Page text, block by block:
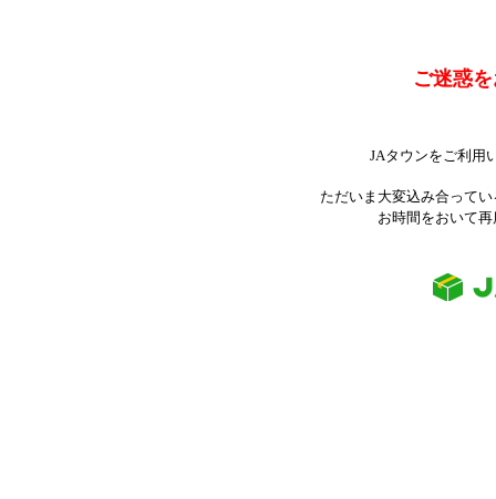
ご迷惑
JAタウンをご利用
ただいま大変込み合って
お時間をおいて